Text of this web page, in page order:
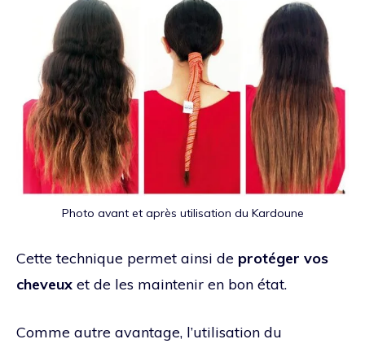
Photo avant et après utilisation du Kardoune
Cette technique permet ainsi de protéger vos
cheveux et de les maintenir en bon état.
Comme autre avantage, l’utilisation du